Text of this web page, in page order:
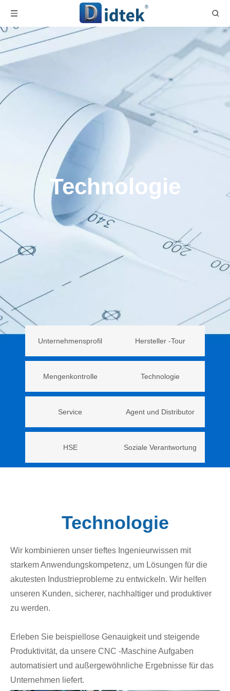
Technologie
Unternehmensprofil Hersteller -Tour
Mengenkontrolle Technologie
Service Agent und Distributor
HSE Soziale Verantwortung
Technologie
Wir kombinieren unser tieftes Ingenieurwissen mit
starkem Anwendungskompetenz, um Lösungen für die
akutesten Industrieprobleme zu entwickeln. Wir helfen
unseren Kunden, sicherer, nachhaltiger und produktiver
zu werden.
Erleben Sie beispiellose Genauigkeit und steigende
Produktivität, da unsere CNC -Maschine Aufgaben
automatisiert und außergewöhnliche Ergebnisse für das
Unternehmen liefert.